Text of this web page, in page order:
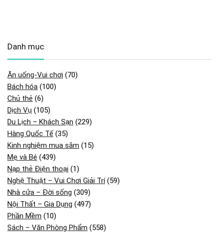
Danh mục
Ăn uống-Vui chơi (70)
Bách hóa (100)
Chủ thẻ (6)
Dịch Vụ (105)
Du Lịch – Khách Sạn (229)
Hàng Quốc Tế (35)
Kinh nghiệm mua sắm (15)
Mẹ và Bé (439)
Nạp thẻ Điện thoại (1)
Nghệ Thuật – Vui Chơi Giải Trí(59)
Nhà cửa – Đời sống (309)
Nội Thất – Gia Dụng (497)
Phần Mềm (10)
Sách – Văn Phòng Phẩm (558)